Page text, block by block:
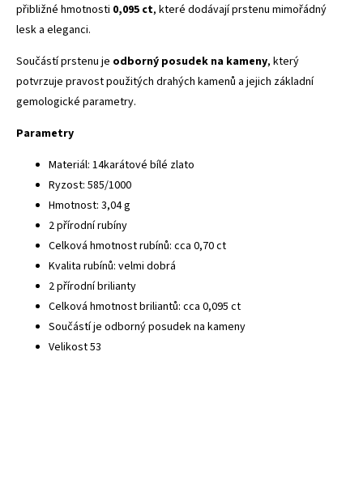
přibližné hmotnosti 0,095 ct, které dodávají prstenu mimořádný
lesk a eleganci.
Součástí prstenu je odborný posudek na kameny, který
potvrzuje pravost použitých drahých kamenů a jejich základní
gemologické parametry.
Parametry
Materiál: 14karátové bílé zlato
Ryzost: 585/1000
Hmotnost: 3,04 g
2 přírodní rubíny
Celková hmotnost rubínů: cca 0,70 ct
Kvalita rubínů: velmi dobrá
2 přírodní brilianty
Celková hmotnost briliantů: cca 0,095 ct
Součástí je odborný posudek na kameny
Velikost 53